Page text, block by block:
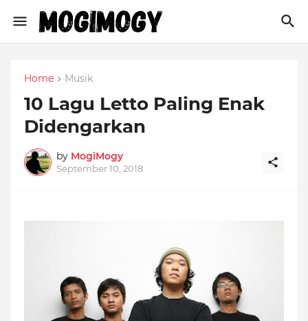
Home Musik
10 Lagu Letto Paling Enak
Didengarkan
by MogiMogy
September 10, 2018